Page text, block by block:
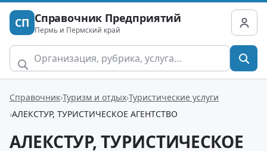
СП Справочник Предприятий
Пермь и Пермский край
Справочник Туризм и отдых Туристические услуги
АЛЕКСТУР, ТУРИСТИЧЕСКОЕ АГЕНТСТВО
АЛЕКСТУР, ТУРИСТИЧЕСКОЕ